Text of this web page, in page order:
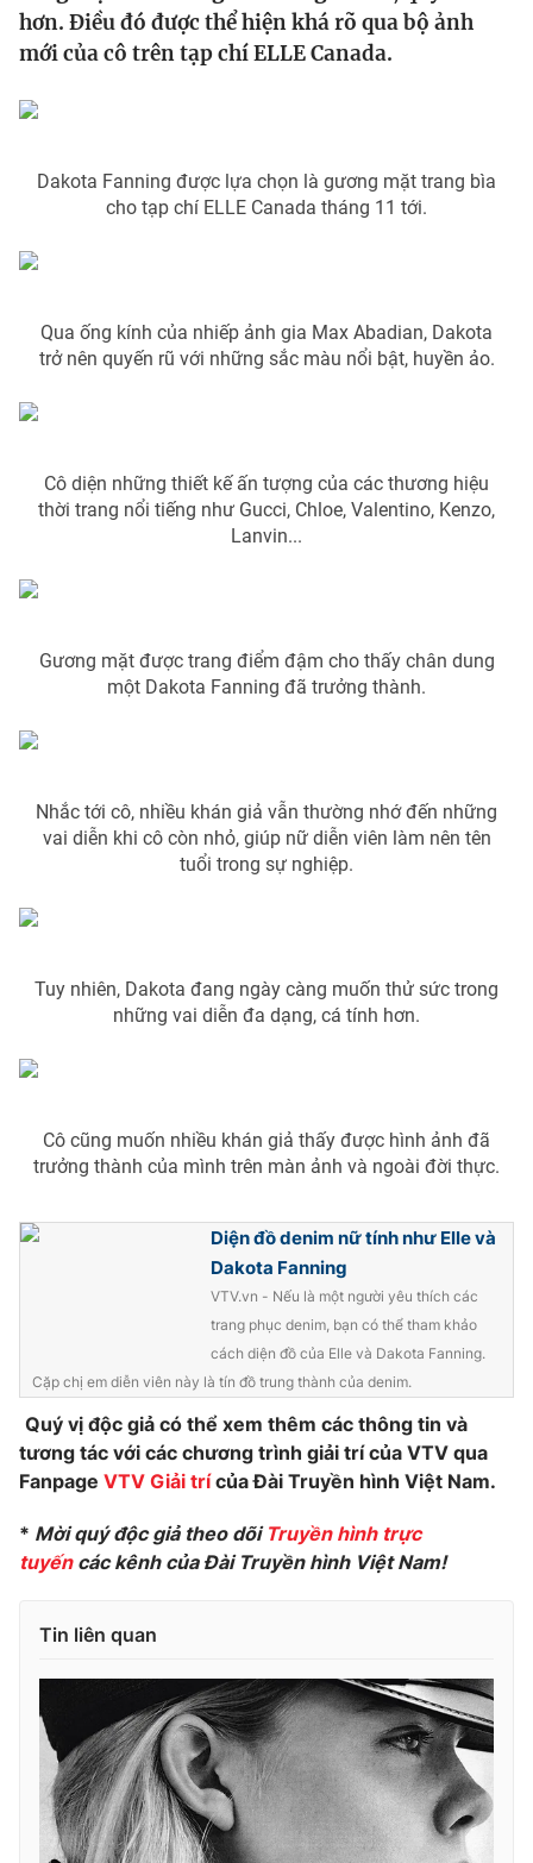
Thế giới
Tin tức
Thế giới đó đây
Thị trường
Truyền hình
Phim VTV
Hậu trường
Nhân vật
Khán giả
Điện ảnh
Đời sống
Du lịch
Chất lượng cuộc sống
Giáo dục
Tuyển sinh
Học trực tuyến
Công nghệ
Hitech Công nghệ tương lai
Sản phẩm
Photo Infographic
Video
VTV Thể thao
VTV4 Vươn mình bằng AI
VTV9 VTV8
English
THỜI BÁO VTV
Theo dõi báo trên
Cơ quan chủ quản:
Giấy phép hoạt động báo in và báo điện tử số 483/GP-BTTTT
cấp ngày 29/12/2023
Tổng Biên tập:Vũ Thanh Thủy
Phó Tổng Biên tập:Nguyễn Thị Mỹ Hạnh, Phạm Quốc Thắng,
Nguyễn Trọng Ninh
Tổng đài VTV:024.38 355 931 - 024.38 355 932
hơn. Điều đó được thể hiện khá rõ qua bộ ảnh
mới của cô trên tạp chí ELLE Canada.
Dakota Fanning được lựa chọn là gương mặt trang bìa
cho tạp chí ELLE Canada tháng 11 tới.
Qua ống kính của nhiếp ảnh gia Max Abadian, Dakota
trở nên quyến rũ với những sắc màu nổi bật, huyền ảo.
Cô diện những thiết kế ấn tượng của các thương hiệu
thời trang nổi tiếng như Gucci, Chloe, Valentino, Kenzo,
Lanvin...
Gương mặt được trang điểm đậm cho thấy chân dung
một Dakota Fanning đã trưởng thành.
Nhắc tới cô, nhiều khán giả vẫn thường nhớ đến những
vai diễn khi cô còn nhỏ, giúp nữ diễn viên làm nên tên
tuổi trong sự nghiệp.
Tuy nhiên, Dakota đang ngày càng muốn thử sức trong
những vai diễn đa dạng, cá tính hơn.
Cô cũng muốn nhiều khán giả thấy được hình ảnh đã
trưởng thành của mình trên màn ảnh và ngoài đời thực.
Diện đồ denim nữ tính như Elle và
Dakota Fanning
VTV.vn - Nếu là một người yêu thích các
trang phục denim, bạn có thể tham khảo
cách diện đồ của Elle và Dakota Fanning.
Cặp chị em diễn viên này là tín đồ trung thành của denim.
Quý vị độc giả có thể xem thêm các thông tin và
tương tác với các chương trình giải trí của VTV qua
Fanpage VTV Giải trícủa Đài Truyền hình Việt Nam.
* Mời quý độc giả theo dõi Truyền hình trực
tuyến các kênh của Đài Truyền hình Việt Nam!
Tin liên quan